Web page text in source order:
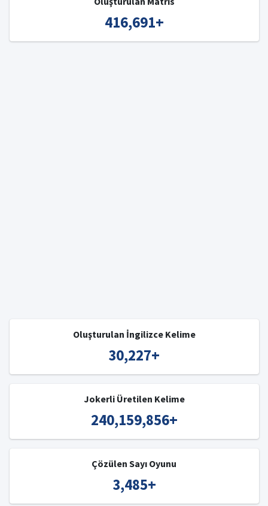
416,691+
Oluşturulan İngilizce Kelime
30,227+
Jokerli Üretilen Kelime
240,159,856+
Çözülen Sayı Oyunu
3,485+